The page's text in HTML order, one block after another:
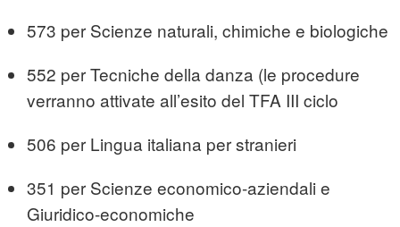
573 per Scienze naturali, chimiche e biologiche
552 per Tecniche della danza (le procedure
verranno attivate all’esito del TFA III ciclo
506 per Lingua italiana per stranieri
351 per Scienze economico-aziendali e
Giuridico-economiche